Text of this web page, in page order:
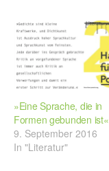
»Eine Sprache, die in
Formen gebunden ist«
9. September 2016
In "Literatur"